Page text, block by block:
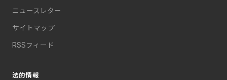
ニュースレター
サイトマップ
RSSフィード
法的情報